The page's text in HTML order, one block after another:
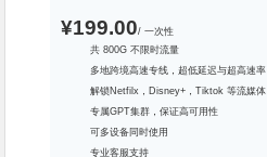
¥199.00/ 一次性
共 800G 不限时流量
多地跨境高速专线，超低延迟与超高速率
解锁Netfilx，Disney+，Tiktok 等流媒体
专属GPT集群，保证高可用性
可多设备同时使用
专业客服支持